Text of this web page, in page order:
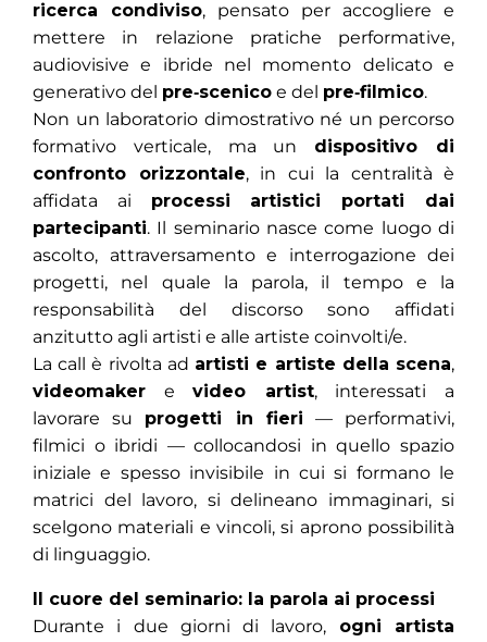
ricerca condiviso, pensato per accogliere e
mettere in relazione pratiche performative,
audiovisive e ibride nel momento delicato e
generativo del pre‑scenico e del pre‑filmico.
Non un laboratorio dimostrativo né un percorso
formativo verticale, ma un dispositivo di
confronto orizzontale, in cui la centralità è
affidata ai processi artistici portati dai
partecipanti. Il seminario nasce come luogo di
ascolto, attraversamento e interrogazione dei
progetti, nel quale la parola, il tempo e la
responsabilità del discorso sono affidati
anzitutto agli artisti e alle artiste coinvolti/e.
La call è rivolta ad artisti e artiste della scena,
videomaker evideo artist, interessati a
lavorare su progetti in fieri — performativi,
filmici o ibridi — collocandosi in quello spazio
iniziale e spesso invisibile in cui si formano le
matrici del lavoro, si delineano immaginari, si
scelgono materiali e vincoli, si aprono possibilità
di linguaggio.
Il cuore del seminario: la parola ai processi
Durante i due giorni di lavoro, ogni artista